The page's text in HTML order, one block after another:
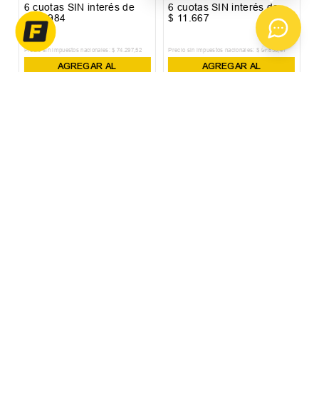
6 cuotas SIN interés de
$
.984
Precio sin impuestos nacionales: $ 74 297,52
AGREGAR AL
CARRITO
6 cuotas SIN interés de
$ 11 667
Precio sin impuestos nacionales: $ 57.850,41
AGREGAR AL
CARRITO